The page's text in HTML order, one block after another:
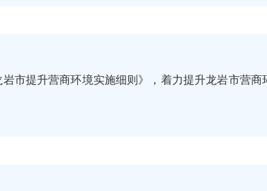
市提升营商环境实施细则》，着力提升龙岩市营